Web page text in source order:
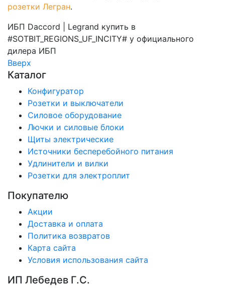
розетки Легран.
ИБП Daccord | Legrand купить в
#SOTBIT_REGIONS_UF_INCITY# у официального
дилера ИБП
Вверх
Каталог
Конфигуратор
Розетки и выключатели
Силовое оборудование
Лючки и силовые блоки
Щиты электрические
Источники бесперебойного питания
Удлинители и вилки
Розетки для электроплит
Покупателю
Акции
Доставка и оплата
Политика возвратов
Карта сайта
Условия использования сайта
ИП Лебедев Г.С.